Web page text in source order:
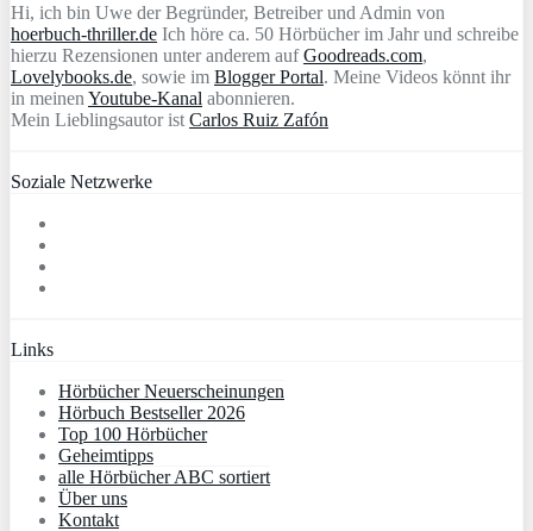
Hi, ich bin Uwe der Begründer, Betreiber und Admin von
hoerbuch-thriller.de Ich höre ca. 50 Hörbücher im Jahr und schreibe
hierzu Rezensionen unter anderem aufGoodreads.com,
Lovelybooks.de, sowie im Blogger Portal. Meine Videos könnt ihr
in meinen Youtube-Kanal abonnieren.
Mein Lieblingsautor ist Carlos Ruiz Zafón
Soziale Netzwerke
Links
Hörbücher Neuerscheinungen
Hörbuch Bestseller 2026
Top 100 Hörbücher
Geheimtipps
alle Hörbücher ABC sortiert
Über uns
Kontakt